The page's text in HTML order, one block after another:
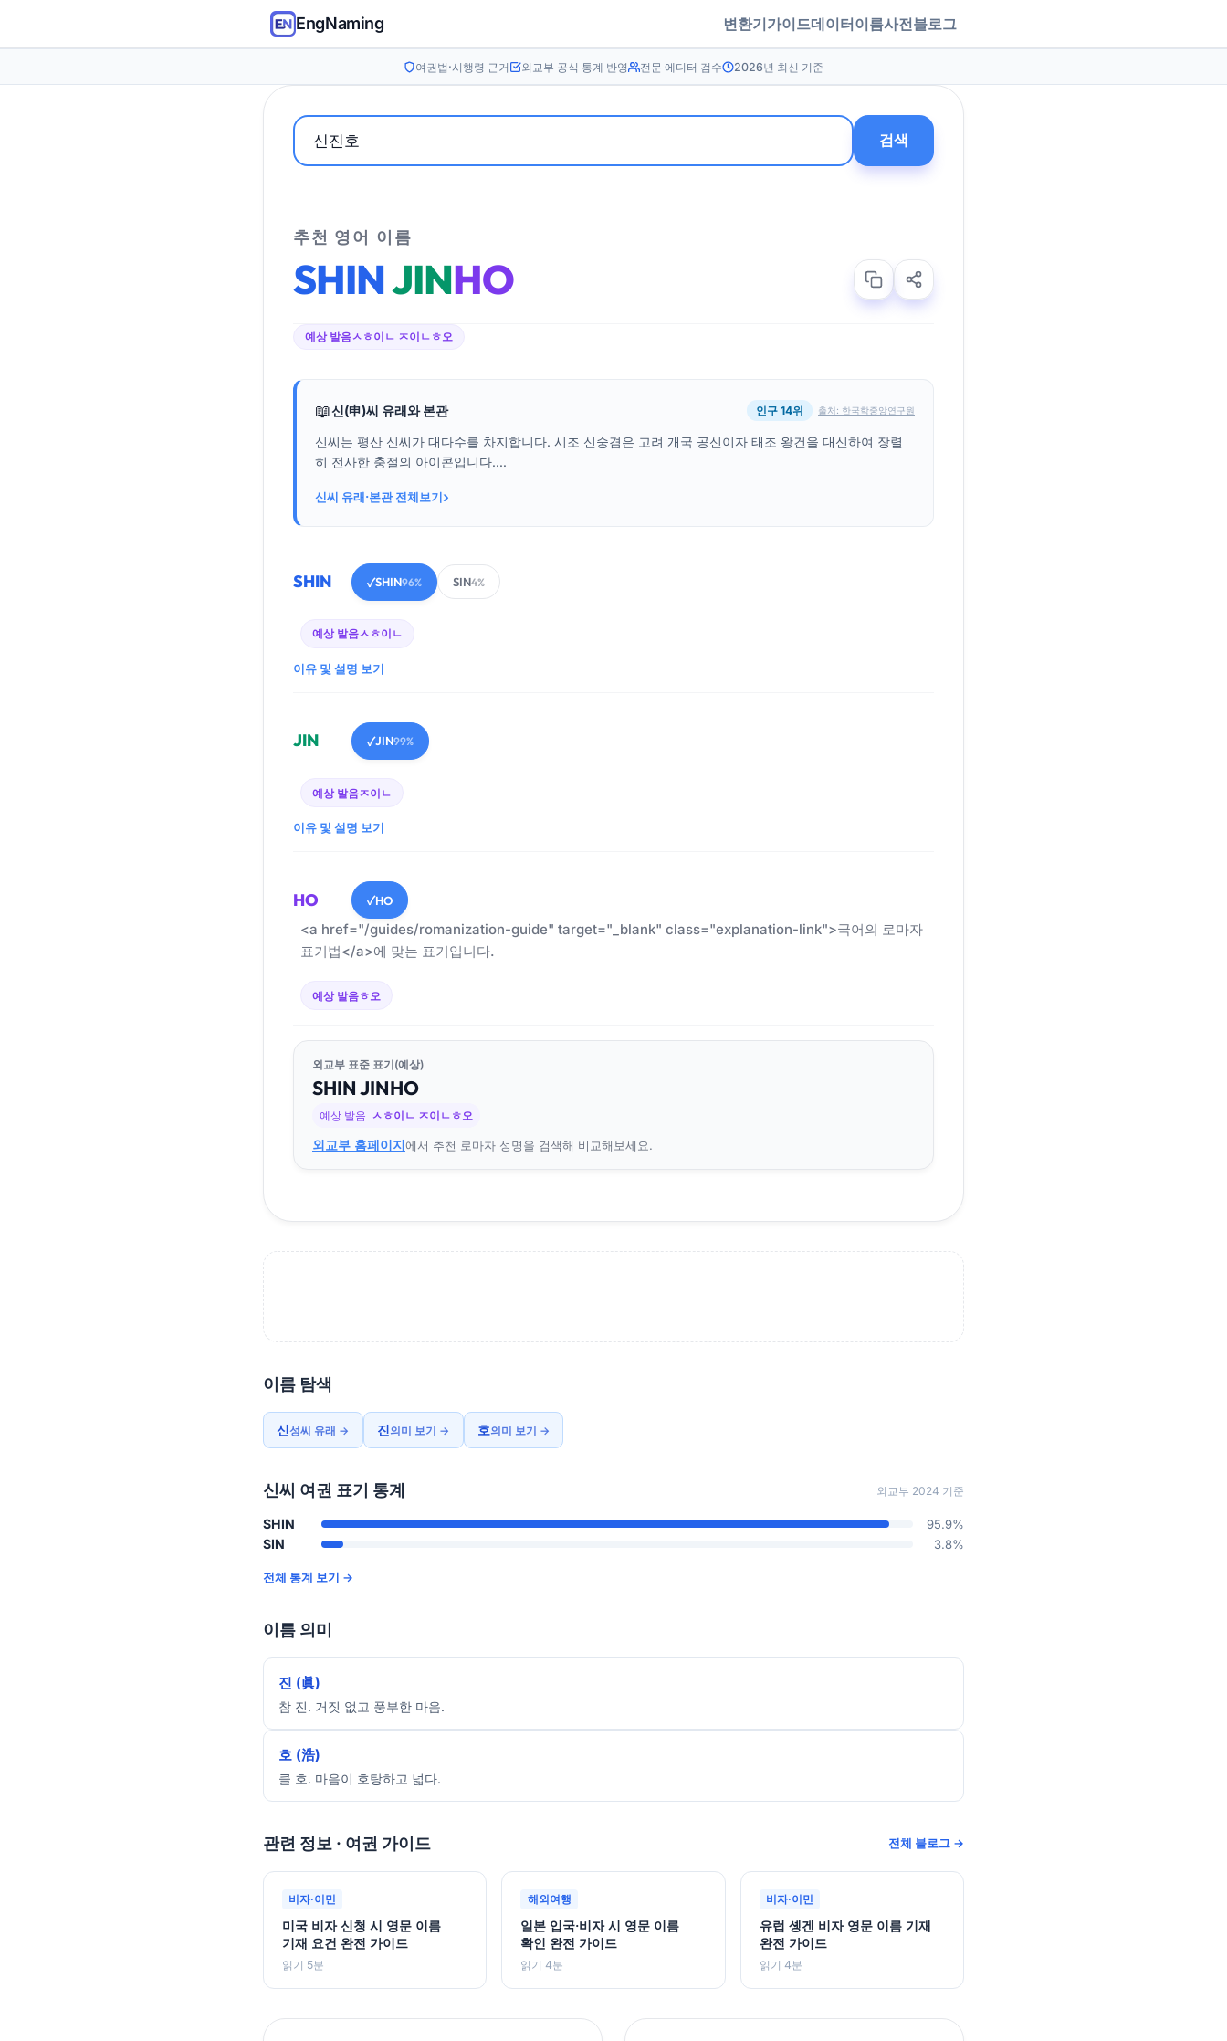
EngNaming 변환기가이드데이터이름사전블로그
여권법·시행령 근거 외교부 공식 통계 반영 전문 에디터 검수 2026년 최신 기준
검색
추천 영어 이름
SHINJINHO
예상 발음ㅅㅎ이ㄴ ㅈ이ㄴㅎ오
📖신(申)씨 유래와 본관 인구 14위 출처: 한국학중앙연구원
신씨는 평산 신씨가 대다수를 차지합니다. 시조 신숭겸은 고려 개국 공신이자 태조 왕건을 대신하여 장렬
히 전사한 충절의 아이콘입니다....
신씨 유래·본관 전체보기›
SHIN ✓SHIN96% SIN4%
예상 발음ㅅㅎ이ㄴ
이유 및 설명 보기
JIN ✓JIN99%
예상 발음ㅈ이ㄴ
이유 및 설명 보기
HO ✓HO
<a href="/guides/romanization-guide" target="_blank" class="explanation-link">국어의 로마자
표기법</a>에 맞는 표기입니다.
예상 발음ㅎ오
외교부 표준 표기(예상)
SHINJINHO
예상 발음 ㅅㅎ이ㄴ ㅈ이ㄴㅎ오
외교부 홈페이지에서 추천 로마자 성명을 검색해 비교해보세요.
이름 탐색
신성씨 유래 → 진의미 보기 → 호의미 보기 →
신씨 여권 표기 통계 외교부 2024 기준
SHIN 95.9%
SIN 3.8%
전체 통계 보기 →
이름 의미
진 (眞)
참 진. 거짓 없고 풍부한 마음.
호 (浩)
클 호. 마음이 호탕하고 넓다.
관련 정보 · 여권 가이드 전체 블로그 →
비자·이민
미국 비자 신청 시 영문 이름
기재 요건 완전 가이드
읽기 5분
해외여행
일본 입국·비자 시 영문 이름
확인 완전 가이드
읽기 4분
비자·이민
유럽 솅겐 비자 영문 이름 기재
완전 가이드
읽기 4분